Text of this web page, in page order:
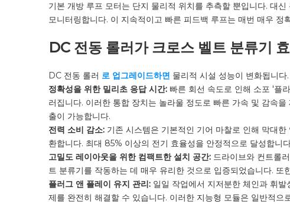
기본 개방 루프 모터는 단지 물리적 위치를 추측할 뿐입니다. 대
모니터링합니다. 이 지속적이고 빠른 피드백 루프는 매번 매우
DC 전동 롤러가 크로스 벨트 분류기
DC 전동 롤러 로 업그레이드하면 물리적 시설 성능이 변화됩니
정확성을 위한 밀리초 응답 시간: 빠른 회선 속도로 인해 소포 '플
러집니다. 이러한 통합 장치는 놀라울 정도로 빠른 가속 및 감속
출이 가능합니다.
전력 소비 감소: 기존 시스템은 기본적인 기어 마찰로 인해 막대
환합니다. 최대 85% 이상의 전기 효율성을 안정적으로 달성합니
고밀도 레이아웃을 위한 컴팩트한 설치 공간: 드라이브와 컨트롤
트 분류기를 작동하는 데 매우 유리한 것으로 입증되었습니다.
플러그 앤 플레이 유지 관리: 일일 작업에서 지저분한 체인과 휘
제를 완전히 해결할 수 있습니다. 이러한 지능형 모듈은 일반적